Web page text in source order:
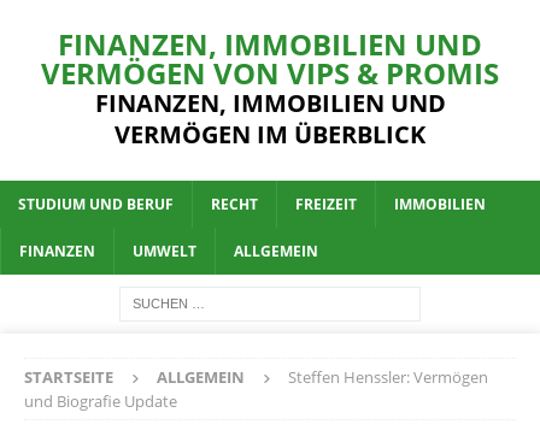
FINANZEN, IMMOBILIEN UND
VERMÖGEN VON VIPS & PROMIS
FINANZEN, IMMOBILIEN UND
VERMÖGEN IM ÜBERBLICK
STUDIUM UND BERUF RECHT FREIZEIT IMMOBILIEN
FINANZEN UMWELT ALLGEMEIN
STARTSEITE ALLGEMEIN
Steffen Henssler: Vermögen
und Biografie Update